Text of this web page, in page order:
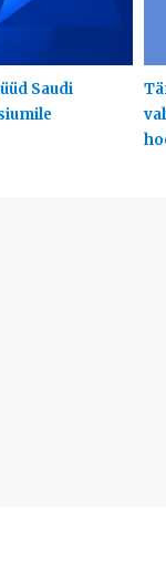
Saudi